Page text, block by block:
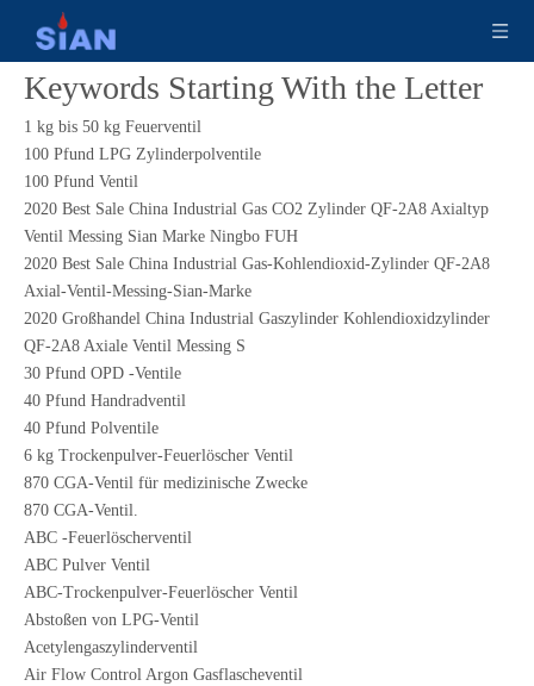
Keywords Starting With the Letter
1 kg bis 50 kg Feuerventil
100 Pfund LPG Zylinderpolventile
100 Pfund Ventil
2020 Best Sale China Industrial Gas CO2 Zylinder QF-2A8 Axialtyp
Ventil Messing Sian Marke Ningbo FUH
2020 Best Sale China Industrial Gas-Kohlendioxid-Zylinder QF-2A8
Axial-Ventil-Messing-Sian-Marke
2020 Großhandel China Industrial Gaszylinder Kohlendioxidzylinder
QF-2A8 Axiale Ventil Messing S
30 Pfund OPD -Ventile
40 Pfund Handradventil
40 Pfund Polventile
6 kg Trockenpulver-Feuerlöscher Ventil
870 CGA-Ventil für medizinische Zwecke
870 CGA-Ventil.
ABC -Feuerlöscherventil
ABC Pulver Ventil
ABC-Trockenpulver-Feuerlöscher Ventil
Abstoßen von LPG-Ventil
Acetylengaszylinderventil
Air Flow Control Argon Gasflascheventil